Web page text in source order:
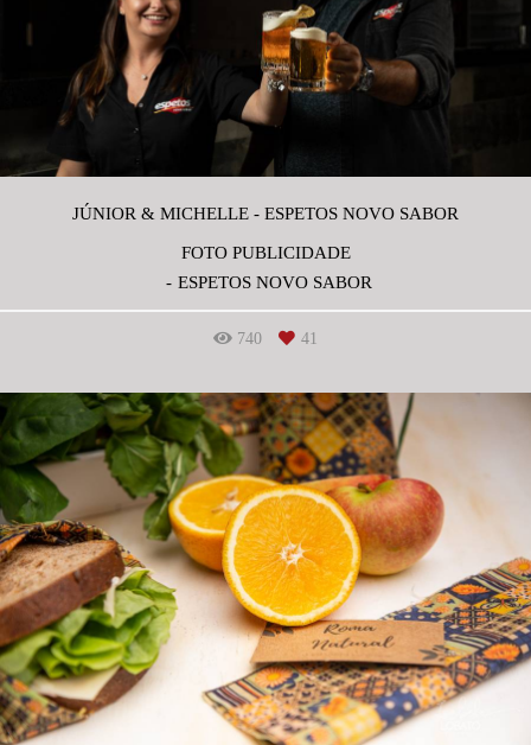
JÚNIOR & MICHELLE - ESPETOS NOVO SABOR
FOTO PUBLICIDADE
ESPETOS NOVO SABOR
740 41